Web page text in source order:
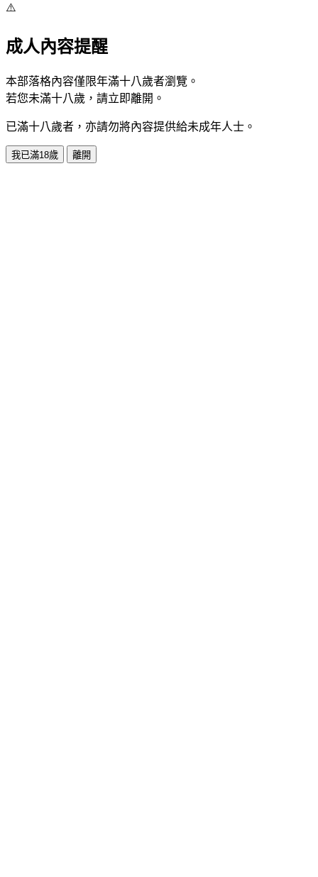
⚠️
成人內容提醒
本部落格內容僅限年滿十八歲者瀏覽。
若您未滿十八歲，請立即離開。
已滿十八歲者，亦請勿將內容提供給未成年人士。
我已滿18歲 離開